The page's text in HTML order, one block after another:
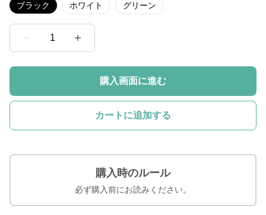
ブラック ホワイト グリーン
1
購入画面に進む
カートに追加する
購入時のルール
必ず購入前にお読みください。